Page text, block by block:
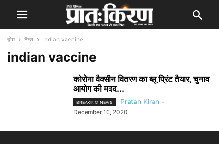
होम टैग्स Indian vaccine
indian vaccine
कोरोना वैक्सीन वितरण का ब्लू प्रिंट तैयार, चुनाव
आयोग की मदद...
BREAKING NEWS Pratah Kiran -
December 10, 2020